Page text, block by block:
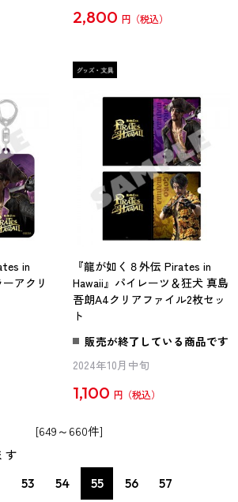
2,800 円
in
アクリ
『龍が如く８外伝 Pirates in
Hawaii』パイレーツ＆狂犬 真島
吾朗A4クリアファイル2枚セッ
ト
販売が終了している商品です
2024年10月中旬
1,100 円
[649～660件]
す
53 54 55 56 57